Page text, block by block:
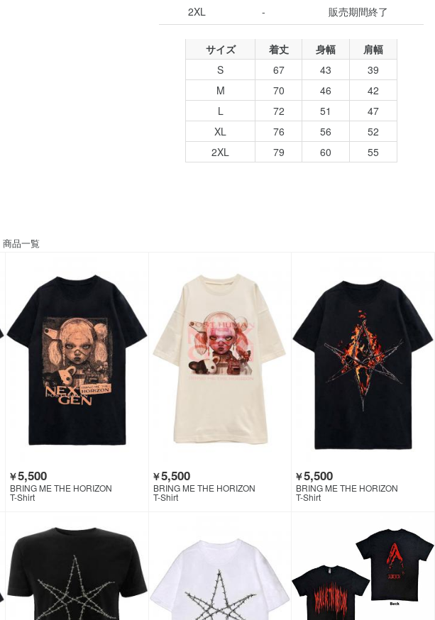
2XL
- 販売期間終了
サイズ 着丈 身幅
肩幅
S
67 43
39
M
70 46
42
L
72 51
47
XL
76 56
52
2XL
79 60 55
商品一覧
￥5,500
BRING ME THE HORIZON
T-Shirt
￥5,500
BRING ME THE HORIZON
T-Shirt
￥5,500
BRING ME THE HORIZON
T-Shirt